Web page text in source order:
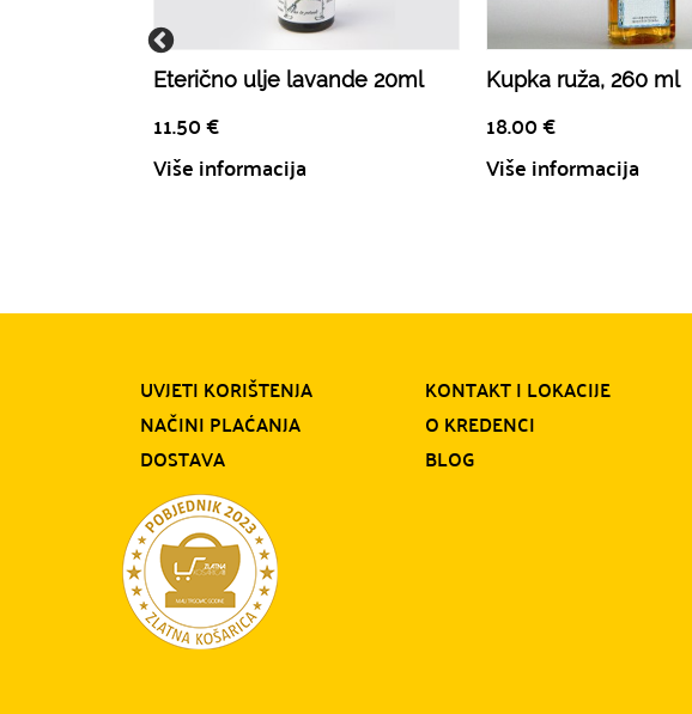
Eterično ulje lavande 20ml
11.50€
Više informacija
Kupka ruža, 260 ml
18.00€
Više informacija
UVJETI KORIŠTENJA
NAČINI PLAĆANJA
DOSTAVA
KONTAKT I LOKACIJE
O KREDENCI
BLOG